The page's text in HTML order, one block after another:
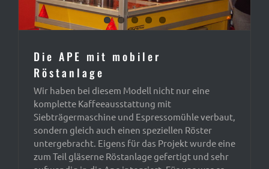
Die APE mit mobiler
Röstanlage
Wir haben bei diesem Modell nicht nur eine
komplette Kaffeeausstattung mit
Siebträgermaschine und Espressomühle verbaut,
sondern gleich auch einen speziellen Röster
untergebracht. Eigens für das Projekt wurde eine
zum Teil gläserne Röstanlage gefertigt und sehr